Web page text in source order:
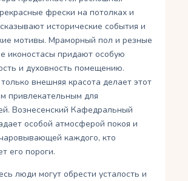
фрески на потолках и
исторические события и
мотивы. Мраморный пол и резные
иконостасы придают особую
и духовность помещению.
внешняя красота делает этот
привлекательным для
Вознесенский Кафедральный
особой атмосферой покоя и
каждого, кто
его пороги.
люди могут обрести усталость и